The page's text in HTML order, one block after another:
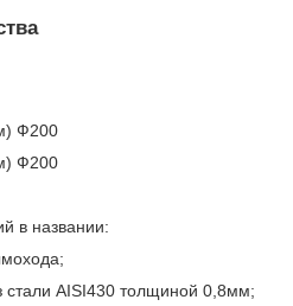
Ф200
Ф200
в названии:
стали AISI430 толщиной 0,8мм;